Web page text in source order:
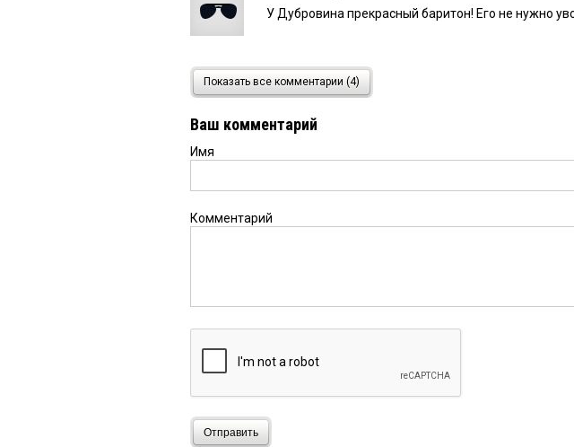
У Дубровина прекрасный баритон! Его не нужно
пётр 22 августа 2016 в 15:45:
ДА ИХ ВСЕХ ИЗ МИНИСТЕРСТВА НАДО ГНАТЬ
ЛАЗУТКИНА.
Показать все комментарии (4)
Ваш комментарий
Имя
Комментарий
Отправить